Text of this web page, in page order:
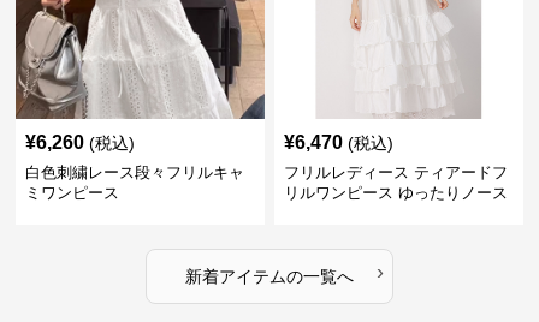
¥6,260 (税込)
白色刺繍レース段々フリルキャ
ミワンピース
¥6,470 (税込)
フリルレディース ティアードフ
リルワンピース ゆったりノース
新着アイテムの一覧へ ›